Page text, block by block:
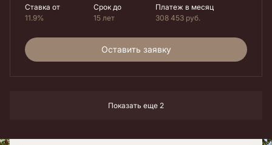
Ставка от
11.9%
Срок до
15 лет
Платеж в месяц
308 453 руб.
Оставить заявку
Показать еще 2